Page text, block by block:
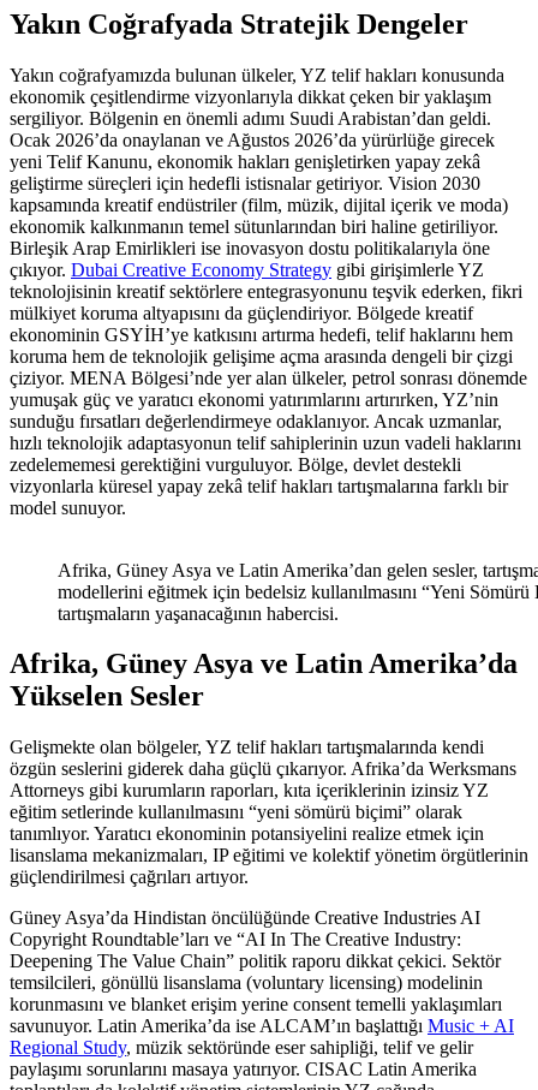
Yakın Coğrafyada Stratejik Dengeler
Yakın coğrafyamızda bulunan ülkeler, YZ telif hakları konusunda
ekonomik çeşitlendirme vizyonlarıyla dikkat çeken bir yaklaşım
sergiliyor. Bölgenin en önemli adımı Suudi Arabistan’dan geldi.
Ocak 2026’da onaylanan ve Ağustos 2026’da yürürlüğe girecek
yeni Telif Kanunu, ekonomik hakları genişletirken yapay zekâ
geliştirme süreçleri için hedefli istisnalar getiriyor. Vision 2030
kapsamında kreatif endüstriler (film, müzik, dijital içerik ve moda)
ekonomik kalkınmanın temel sütunlarından biri haline getiriliyor.
Birleşik Arap Emirlikleri ise inovasyon dostu politikalarıyla öne
çıkıyor. Dubai Creative Economy Strategy gibi girişimlerle YZ
teknolojisinin kreatif sektörlere entegrasyonunu teşvik ederken, fikri
mülkiyet koruma altyapısını da güçlendiriyor. Bölgede kreatif
ekonominin GSYİH’ye katkısını artırma hedefi, telif haklarını hem
koruma hem de teknolojik gelişime açma arasında dengeli bir çizgi
çiziyor. MENA Bölgesi’nde yer alan ülkeler, petrol sonrası dönemde
yumuşak güç ve yaratıcı ekonomi yatırımlarını artırırken, YZ’nin
sunduğu fırsatları değerlendirmeye odaklanıyor. Ancak uzmanlar,
hızlı teknolojik adaptasyonun telif sahiplerinin uzun vadeli haklarını
zedelememesi gerektiğini vurguluyor. Bölge, devlet destekli
vizyonlarla küresel yapay zekâ telif hakları tartışmalarına farklı bir
model sunuyor.
Afrika, Güney Asya ve Latin Amerika’dan gelen sesler,
modellerini eğitmek için bedelsiz kullanılmasını “Yeni
tartışmaların yaşanacağının habercisi.
Afrika, Güney Asya ve Latin Amerika’da
Yükselen Sesler
Gelişmekte olan bölgeler, YZ telif hakları tartışmalarında kendi
özgün seslerini giderek daha güçlü çıkarıyor. Afrika’da Werksmans
Attorneys gibi kurumların raporları, kıta içeriklerinin izinsiz YZ
eğitim setlerinde kullanılmasını “yeni sömürü biçimi” olarak
tanımlıyor. Yaratıcı ekonominin potansiyelini realize etmek için
lisanslama mekanizmaları, IP eğitimi ve kolektif yönetim örgütlerinin
güçlendirilmesi çağrıları artıyor.
Güney Asya’da Hindistan öncülüğünde Creative Industries AI
Copyright Roundtable’ları ve “AI In The Creative Industry:
Deepening The Value Chain” politik raporu dikkat çekici. Sektör
temsilcileri, gönüllü lisanslama (voluntary licensing) modelinin
korunmasını ve blanket erişim yerine consent temelli yaklaşımları
savunuyor. Latin Amerika’da ise ALCAM’ın başlattığı Music + AI
Regional Study, müzik sektöründe eser sahipliği, telif ve gelir
paylaşımı sorunlarını masaya yatırıyor. CISAC Latin Amerika